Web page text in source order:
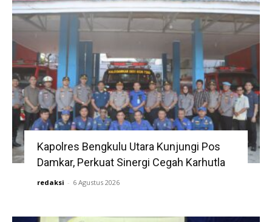
Kapolres Bengkulu Utara Kunjungi Pos
Damkar, Perkuat Sinergi Cegah Karhutla
redaksi - 6 Agustus 2026